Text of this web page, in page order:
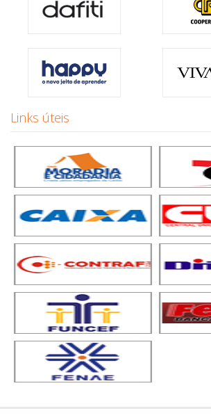
Links úteis